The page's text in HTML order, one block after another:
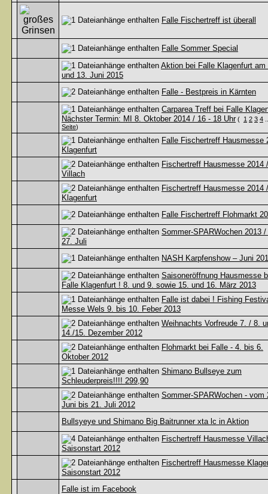
Falle Fischertreff ist überall
Falle Sommer Special
Aktion bei Falle Klagenfurt am
und 13. Juni 2015
Falle - Bestpreis in Kärnten
Carparea Treff bei Falle
Nächster Termin: MI 8. Oktober 2014 / 16 - 18 Uhr ( 1 2 3 4
Seite)
Falle Fischertreff Hausmesse
Klagenfurt
Fischertreff Hausmesse 2014 /
Villach
Fischertreff Hausmesse 2014 /
Klagenfurt
Falle Fischertreff Flohmarkt
Sommer-SPARWochen 2013
27. Juli
NASH Karpfenshow – Juni
Saisoneröffnung Hausmesse
Falle Klagenfurt ! 8. und 9. sowie 15. und 16. März 2013
Falle ist dabei ! Fishing
Messe Wels 9. bis 10. Feber 2013
Weihnachts Vorfreude 7. / 8.
14./15. Dezember 2012
Flohmarkt bei Falle - 4. bis 6.
Oktober 2012
Shimano Bullseye zum
Schleuderpreis!!!! 299,90
Sommer-SPARWochen - vom
Juni bis 21. Juli 2012
Bullsyeye und Shimano Big Baitrunner xta lc in Aktion
Fischertreff Hausmesse
Saisonstart 2012
Fischertreff Hausmesse
Saisonstart 2012
Falle ist im Facebook